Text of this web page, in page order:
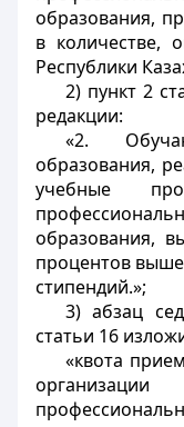
образования,
в количестве,
Республики
2) пункт 2
редакции:
«2.
образования,
учебные
образования,
процентов
стипендий.»;
3) абзац
статьи 16
«квота
организации